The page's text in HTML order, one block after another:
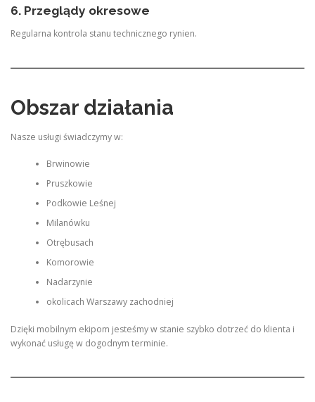
6. Przeglądy okresowe
Regularna kontrola stanu technicznego rynien.
Obszar działania
Nasze usługi świadczymy w:
Brwinowie
Pruszkowie
Podkowie Leśnej
Milanówku
Otrębusach
Komorowie
Nadarzynie
okolicach Warszawy zachodniej
Dzięki mobilnym ekipom jesteśmy w stanie szybko dotrzeć do klienta i
wykonać usługę w dogodnym terminie.